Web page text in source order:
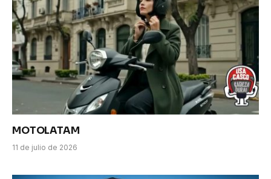
MOTOLATAM
11 de julio de 2026